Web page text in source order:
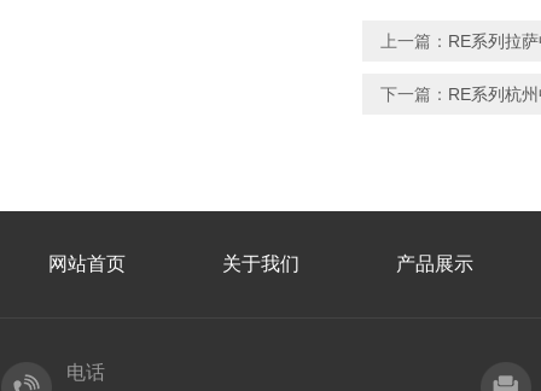
上一篇： RE系列拉
下一篇： RE系列杭
网站首页 关于我们 产品展示
电话